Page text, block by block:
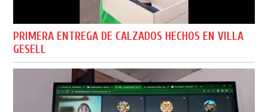
PRIMERA ENTREGA DE CALZADOS HECHOS EN VILLA
GESELL